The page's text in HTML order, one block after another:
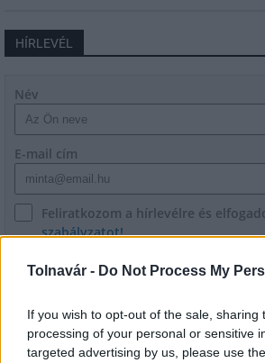
Tolnavár - Do Not Process My
If you wish to opt-out of the sale, sharing
processing of your personal or sensitive
targeted advertising by us, please use
HÍRLEVÉL
Név
E-mail cím
Feliratkozom a hírlevélre és
szabályzatot!
FELIRATKOZÁS
LEGFRISSEBB